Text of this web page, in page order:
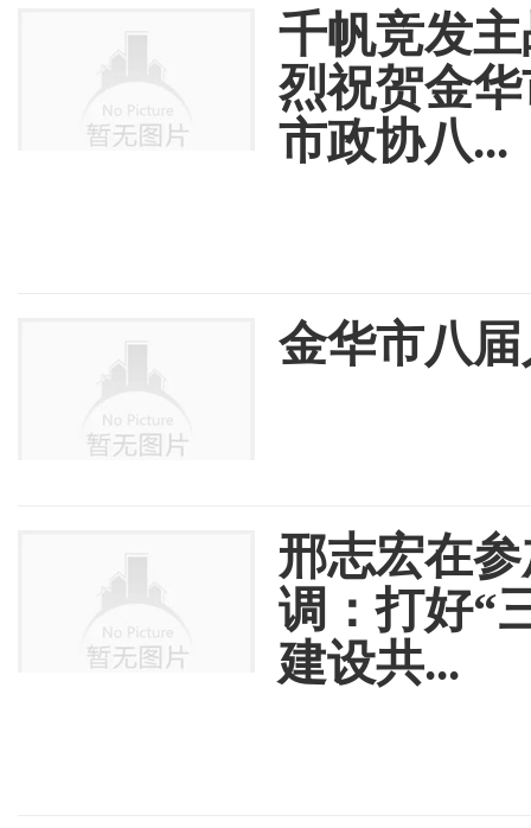
千帆竞发
烈祝贺金
市政协八...
金华市八
邢志宏在
调：打好“
建设共...